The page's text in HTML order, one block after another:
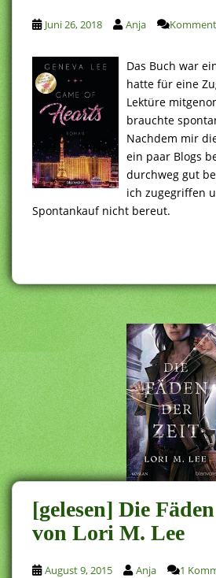
Juni 26, 2018 Anja
Das Buch war
hatte für eine
Lektüre
brauchte
Nachdem mir
ein paar Blogs
durchweg gut
ich zugegriffen
Spontankauf nicht bereut.
[gelesen] Die
von Lori M. Lee
August 9, 2015 Anja 1